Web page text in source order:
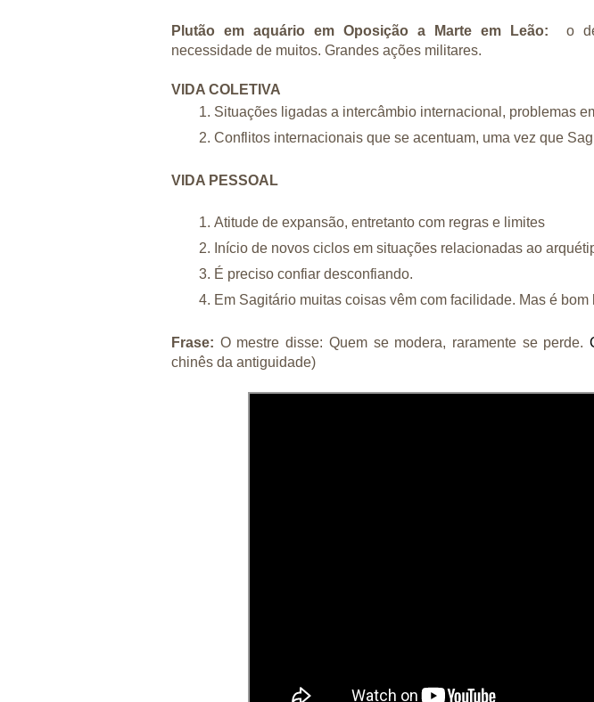
Plutão em aquário em Oposição a Marte em Leão:
o
necessidade de muitos. Grandes ações militares.
VIDA COLETIVA
Situações ligadas a intercâmbio internacional, problemas
Conflitos internacionais que se acentuam, uma vez que
VIDA PESSOAL
Atitude de expansão, entretanto com regras e limites
Início de novos ciclos em situações relacionadas ao
É preciso confiar desconfiando.
Em Sagitário muitas coisas vêm com facilidade. Mas é
Frase: O mestre disse: Quem se modera, raramente se perde.
chinês da antiguidade)